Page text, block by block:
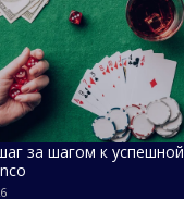
за шагом к успешной